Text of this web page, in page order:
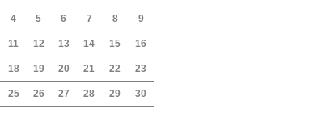
4 5 6 7 8 9
11 12 13 14 15 16
18 19 20 21 22 23
25 26 27 28 29 30